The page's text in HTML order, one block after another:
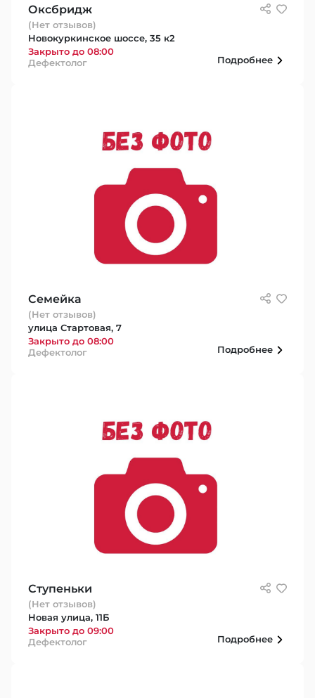
Оксбридж
(Нет отзывов)
Новокуркинское шоссе, 35 к2
Закрыто до 08:00
Дефектолог
Подробнее
Семейка
(Нет отзывов)
улица Стартовая, 7
Закрыто до 08:00
Дефектолог
Подробнее
Ступеньки
(Нет отзывов)
Новая улица, 11Б
Закрыто до 09:00
Дефектолог
Подробнее